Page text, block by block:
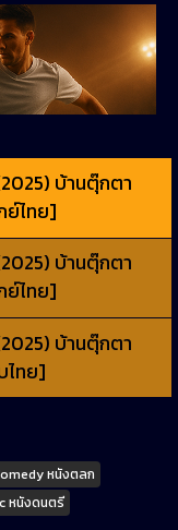
บ้านตุ๊กตา
ย์ไทย]
บ้านตุ๊กตา
ย์ไทย]
บ้านตุ๊กตา
ไทย]
หนังตลก
หนังดนตรี